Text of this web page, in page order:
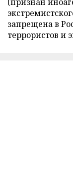
запрещена в
террористов и